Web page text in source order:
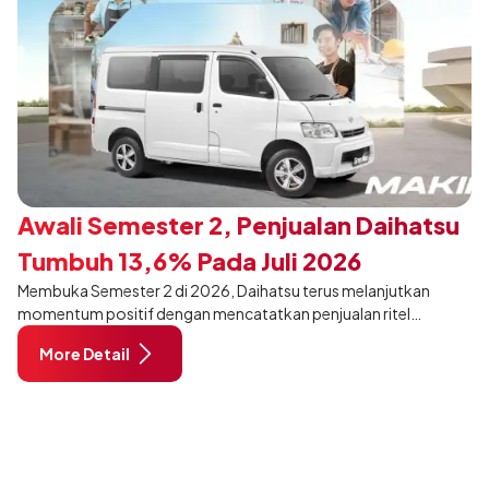
Awali Semester 2, Penjualan Daihatsu
Tumbuh 13,6% Pada Juli 2026
Membuka Semester 2 di 2026, Daihatsu terus melanjutkan
momentum positif dengan mencatatkan penjualan ritel
sebanyak 12.750 unit pada Juli 2026. Capaian tersebut tumbuh
13,6% dibandingkan periode yang sama tahun lalu sebanyak
11.220 unit, dan tetap stabil dibandingkan bulan Juni 2026 lalu.
More Detail